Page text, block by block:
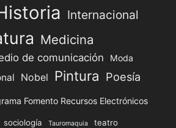
Internacional
Medicina
de comunicación Moda
Nobel Pintura Poesía
Fomento Recursos Electrónicos
sociología Tauromaquia teatro